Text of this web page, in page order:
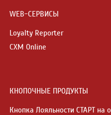
WEB-СЕРВИСЫ
Loyalty Reporter
CXM Online
КНОПОЧНЫЕ ПРОДУКТЫ
Кнопка Лояльности СТАРТ на